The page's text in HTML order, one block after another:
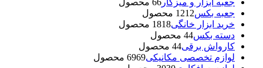
جعبه ابزار و میزکار
66 محصول
جعبه بکس
1212 محصول
خرید ابزار خانگی
1818 محصول
دسته بکس 44 محصول
کارواش برقی 44 محصول
لوازم تخصصی مکانیکی
6969 محصول